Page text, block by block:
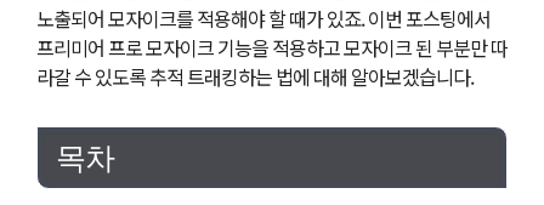
노출되어 모자이크를 적용해야 할 때가 있죠. 이번 포스팅에서
프리미어 프로 모자이크 기능을 적용하고 모자이크 된 부분만 따
라갈 수 있도록 추적 트래킹하는 법에 대해 알아보겠습니다.
목차